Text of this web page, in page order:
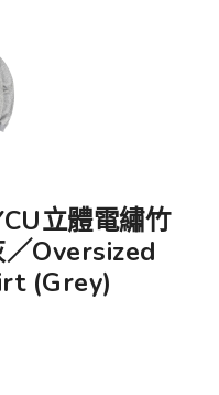
立體電繡竹
／Oversized
(Grey)